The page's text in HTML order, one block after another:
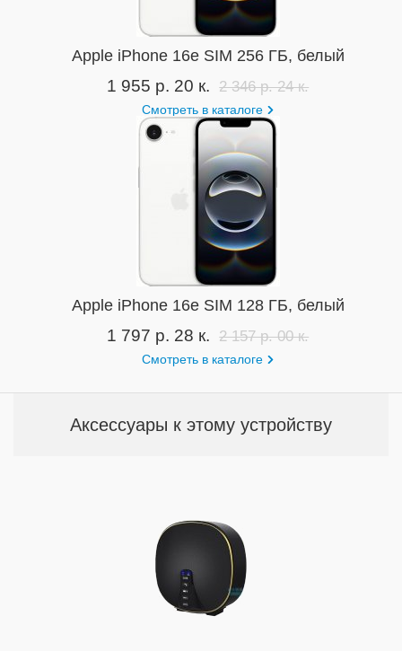
Apple iPhone 16e SIM 256 ГБ, белый
1 955 р. 20 к. 2 346 р. 24 к.
Смотреть в каталоге
Apple iPhone 16e SIM 128 ГБ, белый
1 797 р. 28 к. 2 157 р. 00 к.
Смотреть в каталоге
Аксессуары к этому устройству